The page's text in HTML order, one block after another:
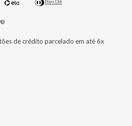
de crédito parcelado em até 6x